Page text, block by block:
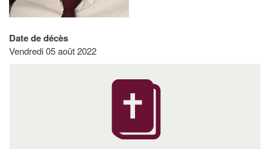
Date de décès
Vendredi 05 août 2022